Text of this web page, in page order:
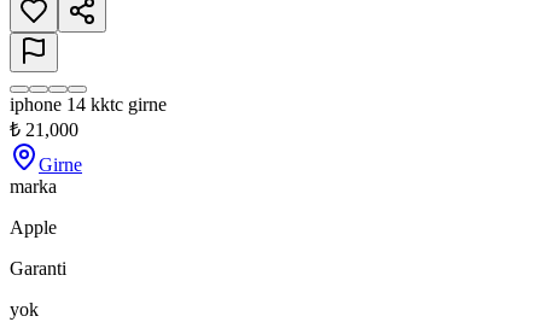
iphone 14 kktc girne
₺ 21,000
Girne
marka
Apple
Garanti
yok